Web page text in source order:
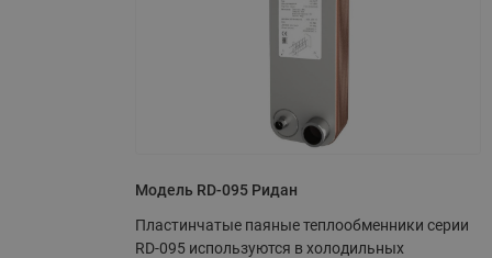
Модель RD-095 Ридан
Пластинчатые паяные теплообменники серии
RD-095 используются в холодильных